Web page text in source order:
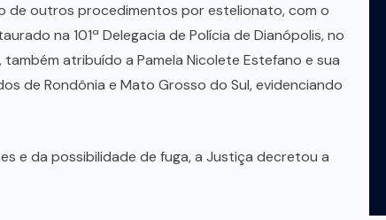
de outros procedimentos por estelionato, com o
na 101ª Delegacia de Polícia de Dianópolis, no
atribuído a Pamela Nicolete Estefano e sua
de Rondônia e Mato Grosso do Sul, evidenciando
e da possibilidade de fuga, a Justiça decretou a